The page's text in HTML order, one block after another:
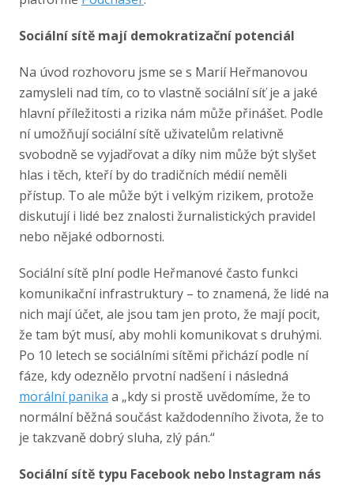
Sociální sítě mají demokratizační potenciál
Na úvod rozhovoru jsme se s Marií Heřmanovou
zamysleli nad tím, co to vlastně sociální síť je a jaké
hlavní příležitosti a rizika nám může přinášet. Podle
ní umožňují sociální sítě uživatelům relativně
svobodně se vyjadřovat a díky nim může být slyšet
hlas i těch, kteří by do tradičních médií neměli
přístup. To ale může být i velkým rizikem, protože
diskutují i lidé bez znalosti žurnalistických pravidel
nebo nějaké odbornosti.
Sociální sítě plní podle Heřmanové často funkci
komunikační infrastruktury – to znamená, že lidé na
nich mají účet, ale jsou tam jen proto, že mají pocit,
že tam být musí, aby mohli komunikovat s druhými.
Po 10 letech se sociálními sítěmi přichází podle ní
fáze, kdy odeznělo prvotní nadšení i následná
morální panika a „kdy si prostě uvědomíme, že to
normální běžná součást každodenního života, že to
je takzvaně dobrý sluha, zlý pán.“
Sociální sítě typu Facebook nebo Instagram nás